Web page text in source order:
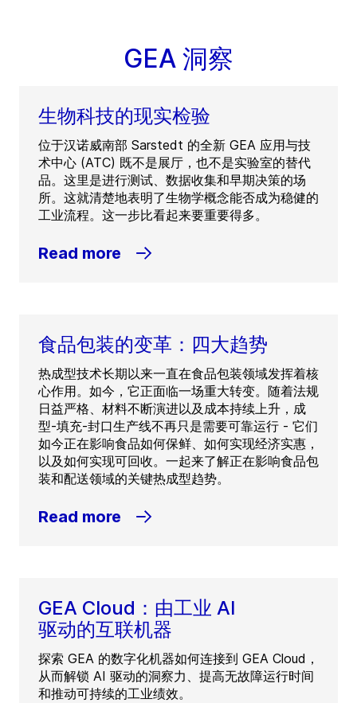
GEA 洞察
生物科技的现实检验
位于汉诺威南部 Sarstedt 的全新 GEA 应用与技
术中心 (ATC) 既不是展厅，也不是实验室的替代
品。这里是进行测试、数据收集和早期决策的场
所。这就清楚地表明了生物学概念能否成为稳健的
工业流程。这一步比看起来要重要得多。
Read more
食品包装的变革：四大趋势
热成型技术长期以来一直在食品包装领域发挥着核
心作用。如今，它正面临一场重大转变。随着法规
日益严格、材料不断演进以及成本持续上升，成
型-填充-封口生产线不再只是需要可靠运行 - 它们
如今正在影响食品如何保鲜、如何实现经济实惠，
以及如何实现可回收。一起来了解正在影响食品包
装和配送领域的关键热成型趋势。
Read more
GEA Cloud：由工业 AI
驱动的互联机器
探索 GEA 的数字化机器如何连接到 GEA Cloud，
从而解锁 AI 驱动的洞察力、提高无故障运行时间
和推动可持续的工业绩效。